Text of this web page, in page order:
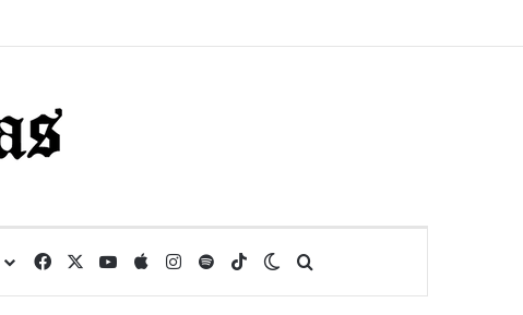
FacebookYouTube
AppleInstagram
SpotifyTikTokSwitch skin